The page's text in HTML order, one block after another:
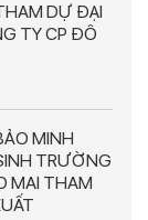
DỰ ĐẠI
TY CP ĐÔ
MINH
TRƯỜNG
MAI THAM